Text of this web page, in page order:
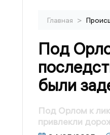
Главная >
Под
были
Под Орлом к
привлекли